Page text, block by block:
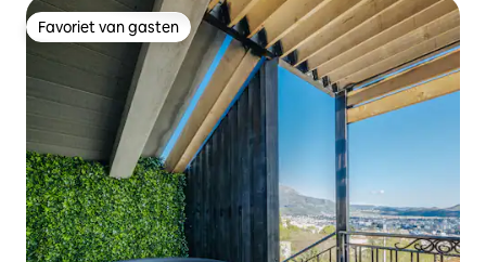
Favoriet van gasten
Favoriet van gasten